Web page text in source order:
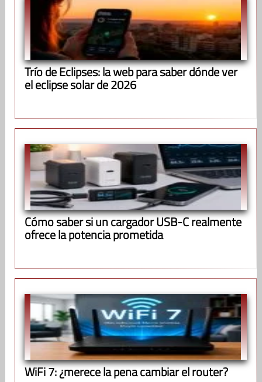
Trío de Eclipses: la web para saber dónde ver
el eclipse solar de 2026
Cómo saber si un cargador USB-C realmente
ofrece la potencia prometida
WiFi 7: ¿merece la pena cambiar el router?